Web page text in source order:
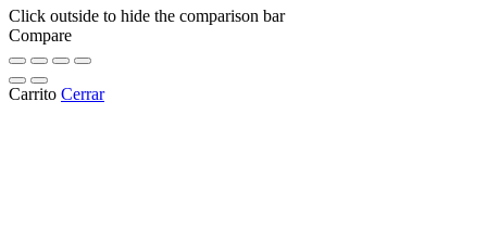
Click outside to hide the comparison bar
Compare
Carrito Cerrar